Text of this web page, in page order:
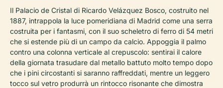
Il Palacio de Cristal di Ricardo Velázquez Bosco, costruito nel
1887, intrappola la luce pomeridiana di Madrid come una serra
costruita per i fantasmi, con il suo scheletro di ferro di 54 metri
che si estende più di un campo da calcio. Appoggia il palmo
contro una colonna verticale al crepuscolo: sentirai il calore
della giornata trasudare dal metallo battuto molto tempo dopo
che i pini circostanti si saranno raffreddati, mentre un leggero
tocco sul vetro produrrà un rintocco risonante che dimostra